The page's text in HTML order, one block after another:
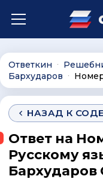
Ответкин ∙
Бархударов ∙
НАЗАД К
Ответ на
Русскому
Бархударов